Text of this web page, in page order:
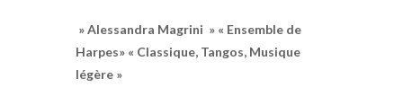
» Alessandra Magrini » « Ensemble de
Harpes» « Classique, Tangos, Musique
légère »